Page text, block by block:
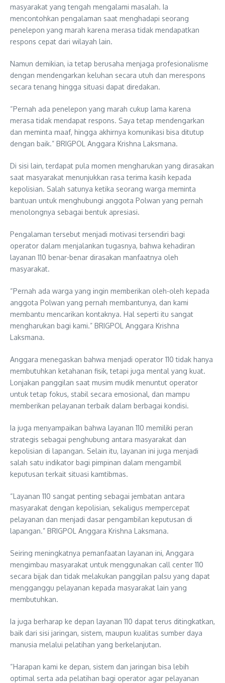
masyarakat yang tengah mengalami masalah. Ia
mencontohkan pengalaman saat menghadapi seorang
penelepon yang marah karena merasa tidak mendapatkan
respons cepat dari wilayah lain.
Namun demikian, ia tetap berusaha menjaga profesionalisme
dengan mendengarkan keluhan secara utuh dan merespons
secara tenang hingga situasi dapat diredakan.
“Pernah ada penelepon yang marah cukup lama karena
merasa tidak mendapat respons. Saya tetap mendengarkan
dan meminta maaf, hingga akhirnya komunikasi bisa ditutup
dengan baik.” BRIGPOL Anggara Krishna Laksmana.
Di sisi lain, terdapat pula momen mengharukan yang dirasakan
saat masyarakat menunjukkan rasa terima kasih kepada
kepolisian. Salah satunya ketika seorang warga meminta
bantuan untuk menghubungi anggota Polwan yang pernah
menolongnya sebagai bentuk apresiasi.
Pengalaman tersebut menjadi motivasi tersendiri bagi
operator dalam menjalankan tugasnya, bahwa kehadiran
layanan 110 benar-benar dirasakan manfaatnya oleh
masyarakat.
“Pernah ada warga yang ingin memberikan oleh-oleh kepada
anggota Polwan yang pernah membantunya, dan kami
membantu mencarikan kontaknya. Hal seperti itu sangat
mengharukan bagi kami.” BRIGPOL Anggara Krishna
Laksmana.
Anggara menegaskan bahwa menjadi operator 110 tidak hanya
membutuhkan ketahanan fisik, tetapi juga mental yang kuat.
Lonjakan panggilan saat musim mudik menuntut operator
untuk tetap fokus, stabil secara emosional, dan mampu
memberikan pelayanan terbaik dalam berbagai kondisi.
Ia juga menyampaikan bahwa layanan 110 memiliki peran
strategis sebagai penghubung antara masyarakat dan
kepolisian di lapangan. Selain itu, layanan ini juga menjadi
salah satu indikator bagi pimpinan dalam mengambil
keputusan terkait situasi kamtibmas.
“Layanan 110 sangat penting sebagai jembatan antara
masyarakat dengan kepolisian, sekaligus mempercepat
pelayanan dan menjadi dasar pengambilan keputusan di
lapangan.” BRIGPOL Anggara Krishna Laksmana.
Seiring meningkatnya pemanfaatan layanan ini, Anggara
mengimbau masyarakat untuk menggunakan call center 110
secara bijak dan tidak melakukan panggilan palsu yang dapat
mengganggu pelayanan kepada masyarakat lain yang
membutuhkan.
Ia juga berharap ke depan layanan 110 dapat terus ditingkatkan,
baik dari sisi jaringan, sistem, maupun kualitas sumber daya
manusia melalui pelatihan yang berkelanjutan.
“Harapan kami ke depan, sistem dan jaringan bisa lebih
optimal serta ada pelatihan bagi operator agar pelayanan